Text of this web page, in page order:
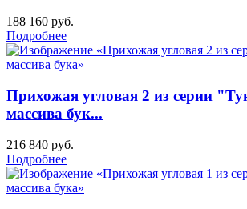
188 160 руб.
Подробнее
Прихожая угловая 2 из серии
массива бук...
216 840 руб.
Подробнее